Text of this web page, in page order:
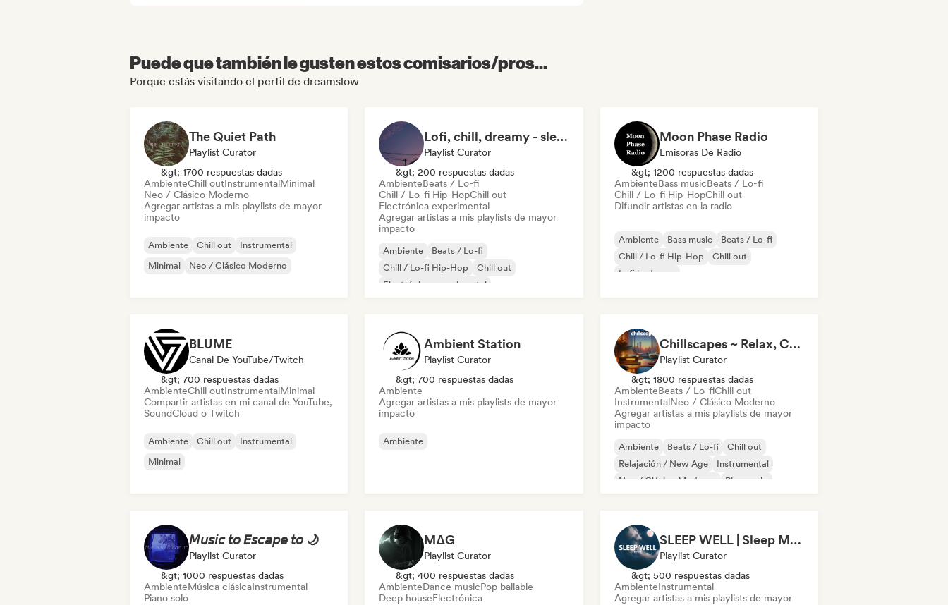
Puede que también le gusten estos comisarios/pros...
Porque estás visitando el perfil de dreamslow
The Quiet Path
Playlist Curator
&gt; 1700 respuestas dadas
AmbienteChill outInstrumentalMinimal
Neo / Clásico Moderno
Agregar artistas a mis playlists de mayor
impacto
Ambiente Chill out
Instrumental
Minimal
Neo / Clásico Moderno
Lofi, chill, dreamy - sleepy beats & Dark Ambient
Playlist Curator
&gt; 200 respuestas dadas
AmbienteBeats / Lo-fi
Chill / Lo-fi Hip-HopChill out
Electrónica experimental
Agregar artistas a mis playlists de mayor
impacto
Ambiente
Beats / Lo-fi
Chill / Lo-fi Hip-Hop
Chill out
Electrónica experimental
Moon Phase Radio
Emisoras De Radio
&gt; 1200 respuestas dadas
AmbienteBass musicBeats / Lo-fi
Chill / Lo-fi Hip-HopChill out
Difundir artistas en la radio
Ambiente Bass music
Beats / Lo-fi
Chill / Lo-fi Hip-Hop
Chill out
Lofi bedroom
BLUME
Canal De YouTube/Twitch
&gt; 700 respuestas dadas
AmbienteChill outInstrumentalMinimal
Compartir artistas en mi canal de YouTube,
SoundCloud o Twitch
Ambiente Chill out
Instrumental
Minimal
Ambient Station
Playlist Curator
&gt; 700 respuestas dadas
Ambiente
Agregar artistas a mis playlists de mayor
impacto
Ambiente
Chillscapes ~ Relax, Concentrate, Meditate, Sleep, Dream
Playlist Curator
&gt; 1800 respuestas dadas
AmbienteBeats / Lo-fiChill out
InstrumentalNeo / Clásico Moderno
Agregar artistas a mis playlists de mayor
impacto
Ambiente Beats / Lo-fi
Chill out
Relajación / New Age
Instrumental
Neo / Clásico Moderno
Piano solo
𝘔𝘶𝘴𝘪𝘤 𝘵𝘰 𝘌𝘴𝘤𝘢𝘱𝘦 𝘵𝘰 🌙
Playlist Curator
&gt; 1000 respuestas dadas
AmbienteMúsica clásicaInstrumental
Piano solo
MΔG
Playlist Curator
&gt; 400 respuestas dadas
AmbienteDance musicPop bailable
Deep houseElectrónica
SLEEP WELL | Sleep Music for Deep Sleeping
Playlist Curator
&gt; 500 respuestas dadas
AmbienteInstrumental
Agregar artistas a mis playlists de mayor